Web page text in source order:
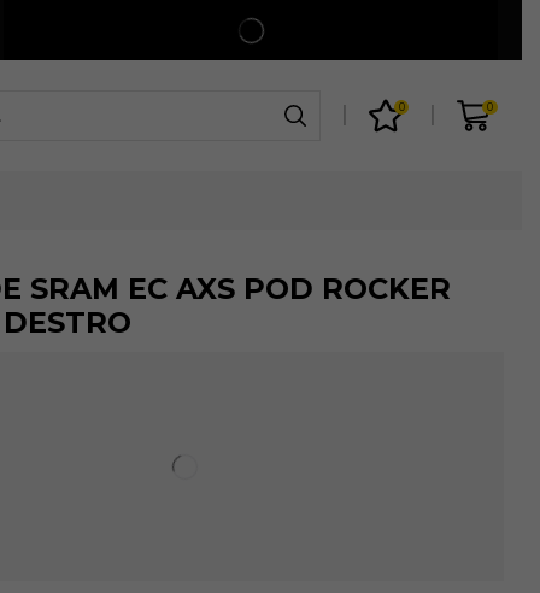
Spedizione gratuita per ordini superiori a 99€
0 0
SRAM EC AXS POD ROCKER